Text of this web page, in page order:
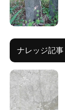
ナレッジ記事